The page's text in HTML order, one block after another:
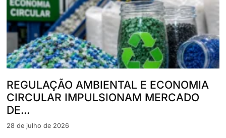
REGULAÇÃO AMBIENTAL E ECONOMIA
CIRCULAR IMPULSIONAM MERCADO
DE...
28 de julho de 2026